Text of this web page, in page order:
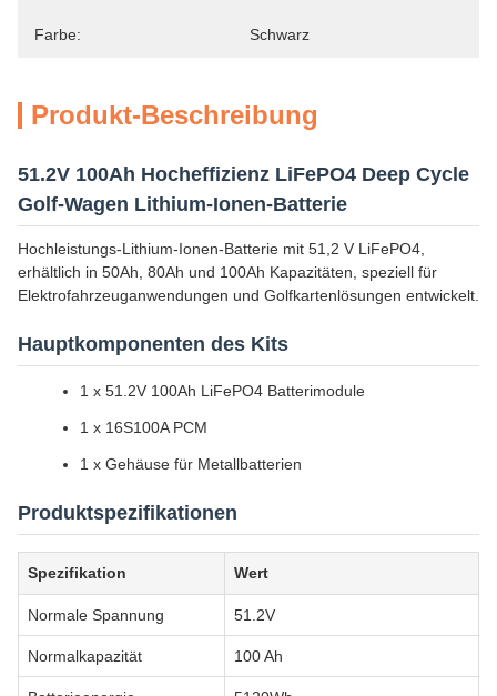
Farbe: Schwarz
Produkt-Beschreibung
51.2V 100Ah Hocheffizienz LiFePO4 Deep Cycle
Golf-Wagen Lithium-Ionen-Batterie
Hochleistungs-Lithium-Ionen-Batterie mit 51,2 V LiFePO4,
erhältlich in 50Ah, 80Ah und 100Ah Kapazitäten, speziell für
Elektrofahrzeuganwendungen und Golfkartenlösungen entwickelt.
Hauptkomponenten des Kits
1 x 51.2V 100Ah LiFePO4 Batterimodule
1 x 16S100A PCM
1 x Gehäuse für Metallbatterien
Produktspezifikationen
Spezifikation Wert
Normale Spannung 51.2V
Normalkapazität 100 Ah